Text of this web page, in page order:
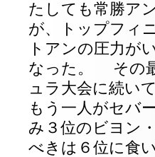
たしても常勝ア
が、トップフィ
トアンの圧力が
なった。 その
ュラ大会に続い
もう一人がセバ
み３位のビヨン
べきは６位に食